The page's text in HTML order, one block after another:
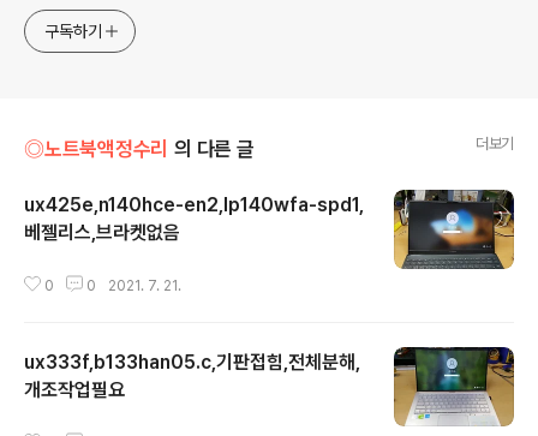
구독하기
◎노트북액정수리 의 다른 글 더보기
ux425e,n140hce-en2,lp140wfa-spd1,
베젤리스,브라켓없음
0 0 2021. 7. 21.
ux333f,b133han05.c,기판접힘,전체분해,
개조작업필요